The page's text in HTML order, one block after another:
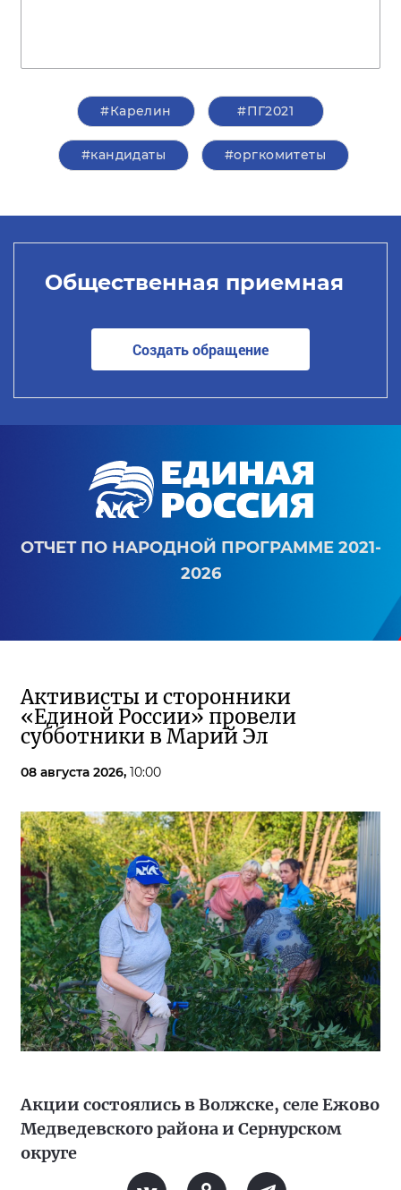
#Карелин #ПГ2021
#кандидаты #оргкомитеты
Общественная приемная
Создать обращение
ОТЧЕТ ПО НАРОДНОЙ ПРОГРАММЕ 2021-
2026
Активисты и сторонники
«Единой России» провели
субботники в Марий Эл
08 августа 2026, 10:00
Акции состоялись в Волжске, селе Ежово
Медведевского района и Сернурском
округе